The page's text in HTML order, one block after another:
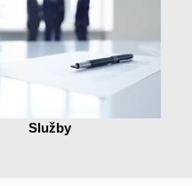
Služby